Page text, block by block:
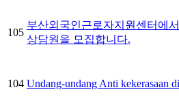
105
부산외국인근로자지원센터에
상담원을 모집합니다.
104 Undang-undang Anti kekerasaan